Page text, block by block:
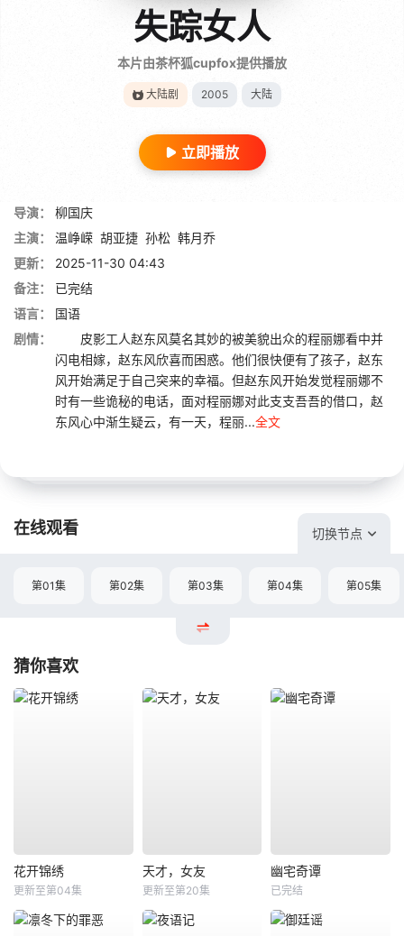
失踪女人
本片由茶杯狐cupfox提供播放
大陆剧 2005 大陆
立即播放
导演：
柳国庆
主演：
温峥嵘 胡亚捷 孙松 韩月乔
更新：
2025-11-30 04:43
备注：
已完结
语言：
国语
剧情：
皮影工人赵东风莫名其妙的被美貌出众的程丽娜看中并
闪电相嫁，赵东风欣喜而困惑。他们很快便有了孩子，赵东
风开始满足于自己突来的幸福。但赵东风开始发觉程丽娜不
时有一些诡秘的电话，面对程丽娜对此支支吾吾的借口，赵
东风心中渐生疑云，有一天，程丽...全文
在线观看 切换节点
第01集 第02集 第03集 第04集 第05集
猜你喜欢
花开锦绣
更新至第04集
天才，女友
更新至第20集
幽宅奇谭
已完结